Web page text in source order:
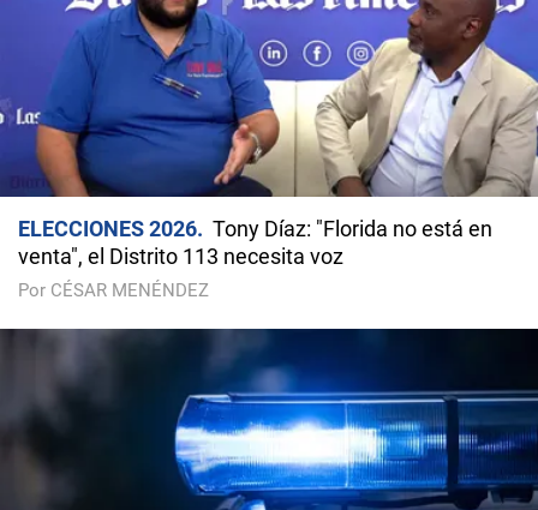
ELECCIONES 2026
Tony Díaz: "Florida no está en
venta", el Distrito 113 necesita voz
Por CÉSAR MENÉNDEZ